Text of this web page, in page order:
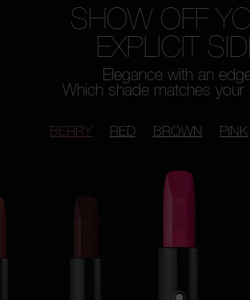
SHOW OFF
EXPLICIT
Elegance with an
Which shade matches your
BERRY RED BROWN PINK